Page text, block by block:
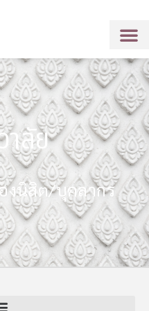
าลัย
งนิสิต/บุคลากร